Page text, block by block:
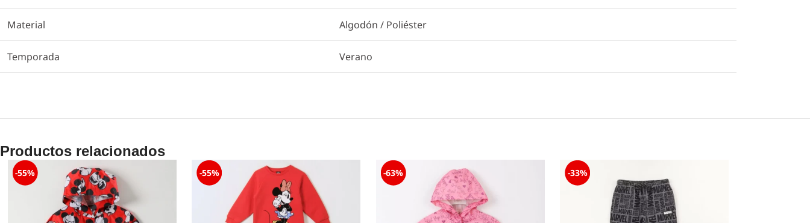
Material Algodón / Poliéster
Temporada Verano
Productos relacionados
-55% -55% -63% -33%